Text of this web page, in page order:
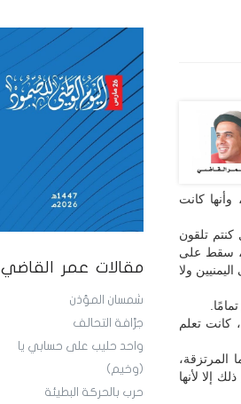
مقالات عمر القاضي
شمسان المؤذن
جرَّافة التحالف
واحد حليب على حسابي يا
(وخيم)
حرب بالحركة البطيئة
كانت
تلقون
بأكثر من 300 ألف غارة جوية، سقط على
ولا
كانت تعلم
المرتزقة،
إلا لأنها